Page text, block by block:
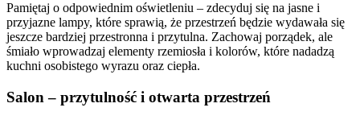
Pamiętaj o odpowiednim oświetleniu – zdecyduj się na jasne i
przyjazne lampy, które sprawią, że przestrzeń będzie wydawała się
jeszcze bardziej przestronna i przytulna. Zachowaj porządek, ale
śmiało wprowadzaj elementy rzemiosła i kolorów, które nadadzą
kuchni osobistego wyrazu oraz ciepła.
Salon – przytulność i otwarta przestrzeń